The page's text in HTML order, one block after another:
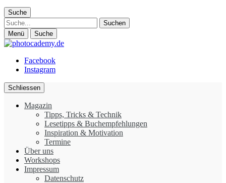
Suche
Suche
Menü Suche
Facebook
Instagram
Schliessen
Magazin
Tipps, Tricks & Technik
Lesetipps & Buchempfehlungen
Inspiration & Motivation
Termine
Über uns
Workshops
Impressum
Datenschutz